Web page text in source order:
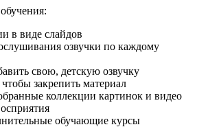
в виде слайдов
озвучки по каждому
свою, детскую озвучку
закрепить материал
коллекции картинок и видео
обучающие курсы